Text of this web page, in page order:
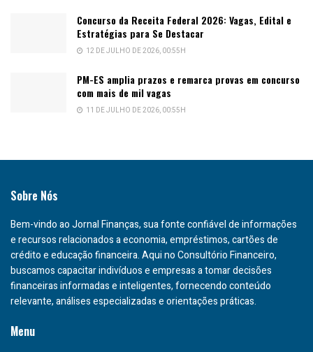
Concurso da Receita Federal 2026: Vagas, Edital e
Estratégias para Se Destacar
12 DE JULHO DE 2026, 00:55H
PM-ES amplia prazos e remarca provas em concurso
com mais de mil vagas
11 DE JULHO DE 2026, 00:55H
Sobre Nós
Bem-vindo ao Jornal Finanças, sua fonte confiável de informações
e recursos relacionados a economia, empréstimos, cartões de
crédito e educação financeira. Aqui no Consultório Financeiro,
buscamos capacitar indivíduos e empresas a tomar decisões
financeiras informadas e inteligentes, fornecendo conteúdo
relevante, análises especializadas e orientações práticas.
Menu